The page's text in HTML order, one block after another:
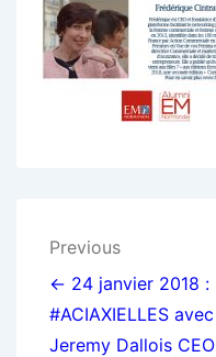
Navigation
de
l’article
Previous
← 24 janvier 2018 :
#ACIAXIELLES avec
Jeremy Dallois CEO